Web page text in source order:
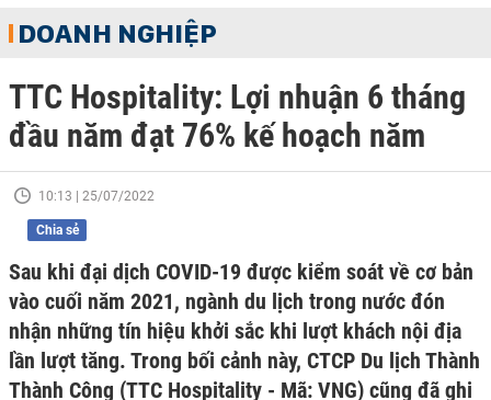
DOANH NGHIỆP
TTC Hospitality: Lợi nhuận 6 tháng
đầu năm đạt 76% kế hoạch năm
10:13 | 25/07/2022
Chia sẻ
Sau khi đại dịch COVID-19 được kiểm soát về cơ bản
vào cuối năm 2021, ngành du lịch trong nước đón
nhận những tín hiệu khởi sắc khi lượt khách nội địa
lần lượt tăng. Trong bối cảnh này, CTCP Du lịch Thành
Thành Công (TTC Hospitality - Mã: VNG) cũng đã ghi